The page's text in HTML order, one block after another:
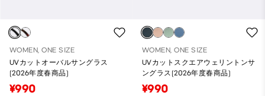
WOMEN, ONE SIZE
UVカットオーバルサングラス
(2026年度春商品)
¥990
WOMEN, ONE SIZE
UVカットスクエアウェリントンサ
ングラス(2026年度春商品)
¥990